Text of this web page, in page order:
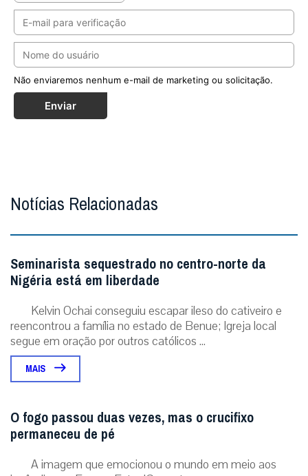
Não enviaremos nenhum e-mail de marketing ou solicitação.
Enviar
Notícias Relacionadas
Seminarista sequestrado no centro-norte da
Nigéria está em liberdade
Kelvin Ochai conseguiu escapar ileso do cativeiro e
reencontrou a família no estado de Benue; Igreja local
segue em oração por outros católicos ...
MAIS
O fogo passou duas vezes, mas o crucifixo
permaneceu de pé
A imagem que emocionou o mundo em meio aos